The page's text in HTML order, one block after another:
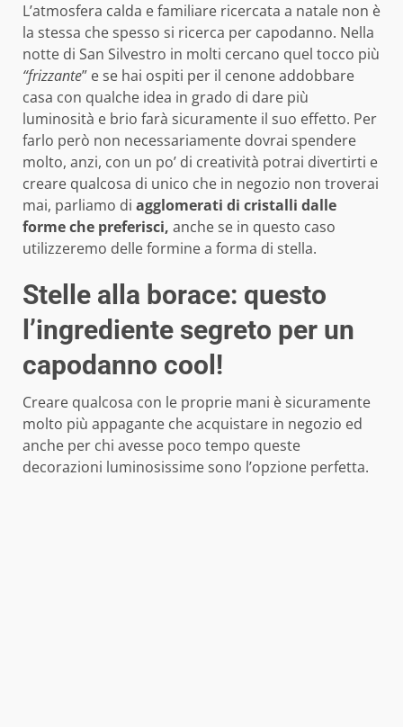
L’atmosfera calda e familiare ricercata a natale non è
la stessa che spesso si ricerca per capodanno. Nella
notte di San Silvestro in molti cercano quel tocco più
“frizzante” e se hai ospiti per il cenone addobbare
casa con qualche idea in grado di dare più
luminosità e brio farà sicuramente il suo effetto. Per
farlo però non necessariamente dovrai spendere
molto, anzi, con un po’ di creatività potrai divertirti e
creare qualcosa di unico che in negozio non troverai
mai, parliamo di agglomerati di cristalli dalle
forme che preferisci, anche se in questo caso
utilizzeremo delle formine a forma di stella.
Stelle alla borace: questo
l’ingrediente segreto per un
capodanno cool!
Creare qualcosa con le proprie mani è sicuramente
molto più appagante che acquistare in negozio ed
anche per chi avesse poco tempo queste
decorazioni luminosissime sono l’opzione perfetta.